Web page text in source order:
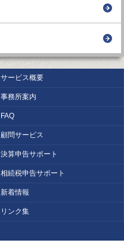
サービス概要
事務所案内
FAQ
顧問サービス
決算申告サポート
相続税申告サポート
新着情報
リンク集